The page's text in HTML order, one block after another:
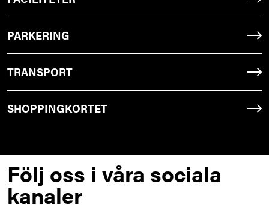
PARKERING
TRANSPORT
SHOPPINGKORTET
Följ oss i våra sociala
kanaler